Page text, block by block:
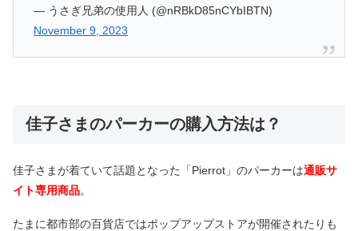
— うさぎ兄弟の使用人 (@nRBkD85nCYbIBTN)
November 9, 2023
佳子さまのパーカーの購入方法は？
佳子さまが着ていて話題となった「Pierrot」のパーカーは通販サ
イト専用商品。
たまに都市部の百貨店ではポップアップストアが開催されたりも